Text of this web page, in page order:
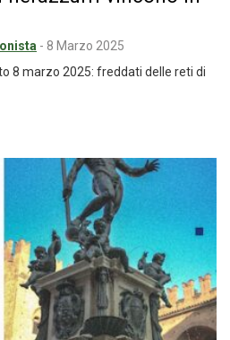
- 8 Marzo 2025
8 marzo 2025: freddati delle reti di